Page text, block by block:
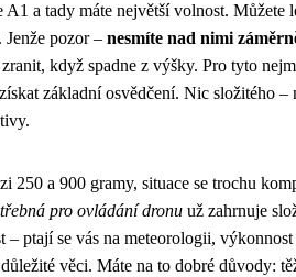
A1 a tady máte největší volnost.
pozor – nesmíte nad nimi
když spadne z výšky. Pro tyto
základní osvědčení. Nic složitého –
250 a 900 gramy, situace se trochu
pro ovládání dronu už zahrnuje
– ptají se vás na meteorologii,
věci. Máte na to dobré důvody: